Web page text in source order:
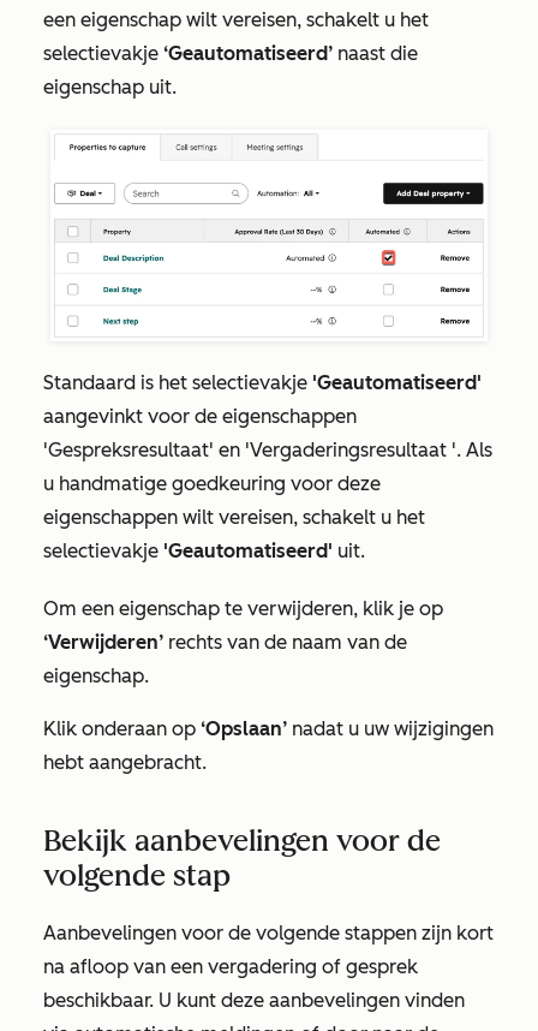
een eigenschap wilt vereisen, schakelt u het
selectievakje ‘Geautomatiseerd’ naast die
eigenschap uit.
Standaard is het selectievakje 'Geautomatiseerd'
aangevinkt voor de eigenschappen
'Gespreksresultaat' en 'Vergaderingsresultaat '. Als
u handmatige goedkeuring voor deze
eigenschappen wilt vereisen, schakelt u het
selectievakje 'Geautomatiseerd' uit.
Om een eigenschap te verwijderen, klik je op
‘Verwijderen’ rechts van de naam van de
eigenschap.
Klik onderaan op ‘Opslaan’ nadat u uw wijzigingen
hebt aangebracht.
Bekijk aanbevelingen voor de
volgende stap
Aanbevelingen voor de volgende stappen zijn kort
na afloop van een vergadering of gesprek
beschikbaar. U kunt deze aanbevelingen vinden